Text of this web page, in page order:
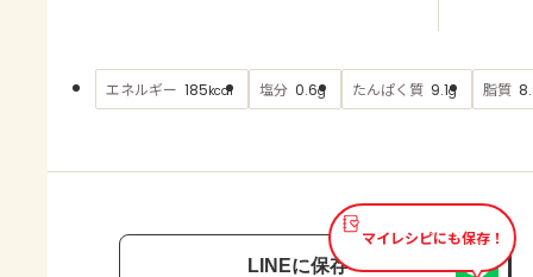
AJINOMOTO PARK とは
エネルギー 185kcal 塩分 0.6g たんぱく質 9.1g 脂質
マイレシピにも保存！
LINEに保存